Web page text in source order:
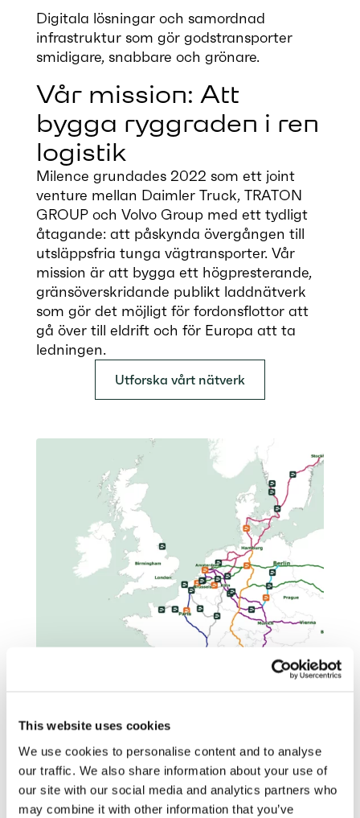
This website uses cookies
We use cookies to personalise content and to analyse
our traffic. We also share information about your use of
our site with our social media and analytics partners who
may combine it with other information that you’ve
Digitala lösningar och samordnad
infrastruktur som gör godstransporter
smidigare, snabbare och grönare.
Vår mission: Att
bygga ryggrad­en i ren
logistik
Milence grundades 2022 som ett joint
venture mellan Daimler Truck, TRATON
GROUP och Volvo Group med ett tydligt
åtagande: att påskynda övergången till
utsläppsfria tunga vägtransporter. Vår
mission är att bygga ett högpresterande,
gränsöverskridande publikt laddnätverk
som gör det möjligt för fordonsflottor att
gå över till eldrift och för Europa att ta
ledningen.
Utforska vårt nätverk
Varje Milence-hub är utformad med ett
syfte. Detta engagemang för hållbarhet